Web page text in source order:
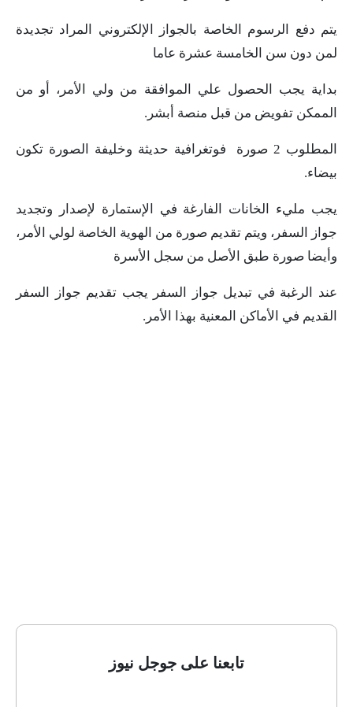
يتم دفع الرسوم الخاصة بالجواز الإلكتروني المراد تجديدة
لمن دون سن الخامسة عشرة عاما
بداية يجب الحصول علي الموافقة من ولي الأمر، أو من
الممكن تفويض من قبل منصة أبشر.
المطلوب 2 صورة فوتغرافية حديثة وخليفة الصورة تكون
بيضاء.
يجب مليء الخانات الفارغة في الإستمارة لإصدار وتجديد
جواز السفر، ويتم تقديم صورة من الهوية الخاصة لولي الأمر،
وأيضا صورة طبق الأصل من سجل الأسرة
عند الرغبة في تبديل جواز السفر يجب تقديم جواز السفر
القديم في الأماكن المعنية بهذا الأمر.
تابعنا على جوجل نيوز